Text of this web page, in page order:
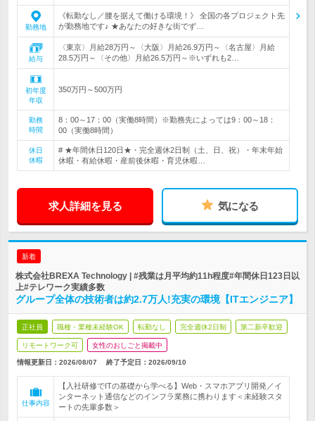
勤務地
《転勤なし／腰を据えて働ける環境！》 全国の各プロジェクト先
が勤務地です♪ ★あなたの好きな街でず…
給与
〈東京〉月給28万円～〈大阪〉月給26.9万円～〈名古屋〉月給
28.5万円～〈その他〉月給26.5万円～※いずれも2…
初年度
年収
350万円～500万円
勤務
時間
8：00～17：00（実働8時間）※勤務先によっては9：00～18：
00（実働8時間）
休日
休暇
# ★年間休日120日★・完全週休2日制（土、日、祝）・年末年始
休暇・有給休暇・産前後休暇・育児休暇…
求人詳細を見る 気になる
新着
株式会社BREXA Technology | #残業は月平均約11h程度#年間休日123日以
上#テレワーク実績多数
グループ全体の技術者は約2.7万人!充実の環境【ITエンジニア】
正社員 職種・業種未経験OK 転勤なし 完全週休2日制 第二新卒歓迎
リモートワーク可 女性のおしごと掲載中
情報更新日：2026/08/07 終了予定日： 2026/09/10
仕事内容
【入社研修でITの基礎から学べる】Web・スマホアプリ開発／イ
ンターネット通信などのインフラ業務に携わります＜未経験スタ
ートの先輩多数＞